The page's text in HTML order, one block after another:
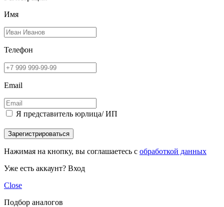
Имя
Телефон
Email
Я представитель юрлица/ ИП
Зарегистрироваться
Нажимая на кнопку, вы соглашаетесь с обработкой данных
Уже есть аккаунт? Вход
Close
Подбор аналогов